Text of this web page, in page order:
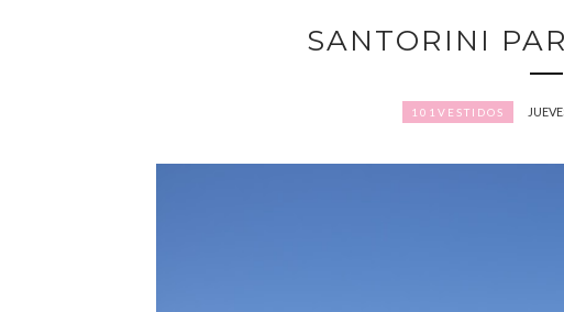
SANTORINI
101VESTIDOS